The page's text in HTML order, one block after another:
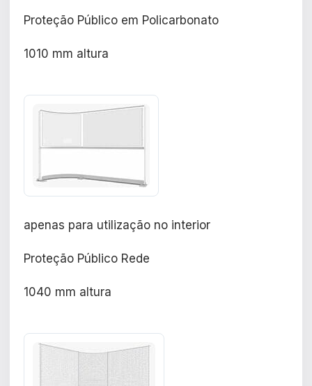
Proteção Público em Policarbonato
1010 mm altura
apenas para utilização no interior
Proteção Público Rede
1040 mm altura